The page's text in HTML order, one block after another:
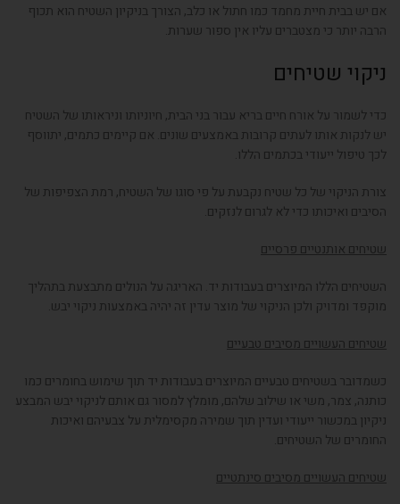
אם יש בבית חיית מחמד כמו חתול או כלב, הצורך בניקיון השטיח הוא תכוף
הרבה יותר כי מצטברים עליו אין ספור שערות.
ניקוי שטיחים
כדי לשמור על אורח חיים בריא עבור בני הבית, חיוניותו וניראותו של השטיח
יש לנקות אותו לעתים קרובות באמצעים שונים. אם קיימים כתמים, יתווסף
לכך טיפול ייעודי בכתמים הללו.
צורת הניקוי של כל שטיח נקבעת על פי סוגו של השטיח, רמת הצפיפות של
הסיבים ואיכותו כדי לא לגרום לנזקים.
שטיחים אותנטיים פרסיים
השטיחים הללו המיוצרים בעבודות יד. האריגה על הנולים מתבצעת בתהליך
מוקפד ומדויק ולכן הניקוי של מוצר עדין זה יהיה באמצעות ניקוי יבש.
שטיחים העשויים מסיבים טבעיים
כשמדובר בשטיחים טבעיים המיוצרים בעבודות יד תוך שימוש בחומרים כמו
כותנה, צמר, משי או שילוב שלהם, מומלץ למסור גם אותם לניקוי יבש המבצע
ניקיון במכשור ייעודי ועדין תוך שמירה מקסימלית על צבעיהם ואיכות
החומרים של השטיחים.
שטיחים העשויים מסיבים סינתטיים